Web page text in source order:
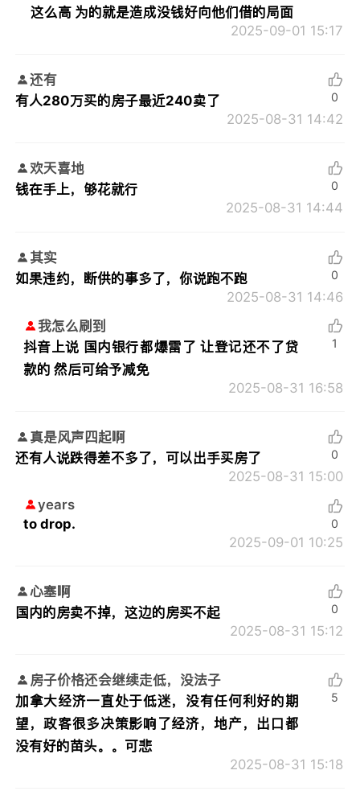
这么高 为的就是造成没钱好向他们借的局面
2025-09-01 15:17
还有
有人280万买的房子最近240卖了
2025-08-31 14:42
0
欢天喜地
钱在手上，够花就行
2025-08-31 14:44
0
其实
如果违约，断供的事多了，你说跑不跑
2025-08-31 14:46
0
我怎么刷到
抖音上说 国内银行都爆雷了 让登记还不了贷
款的 然后可给予减免
2025-08-31 16:58
1
真是风声四起啊
还有人说跌得差不多了，可以出手买房了
2025-08-31 15:00
0
years
to drop.
2025-09-01 10:25
0
心塞啊
国内的房卖不掉，这边的房买不起
2025-08-31 15:12
0
房子价格还会继续走低，没法子
加拿大经济一直处于低迷，没有任何利好的期
望，政客很多决策影响了经济，地产，出口都
没有好的苗头。。可悲
2025-08-31 15:18
5